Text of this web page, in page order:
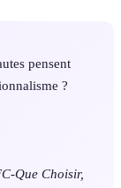
pensent
?
Que Choisir,